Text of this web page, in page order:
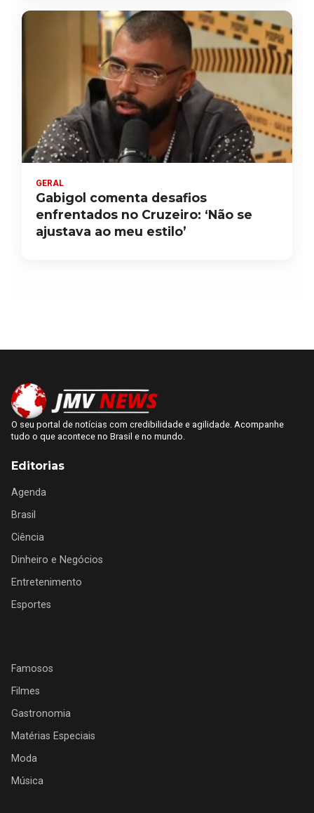
GERAL
Gabigol comenta desafios
enfrentados no Cruzeiro: ‘Não se
ajustava ao meu estilo’
O seu portal de notícias com credibilidade e agilidade. Acompanhe
tudo o que acontece no Brasil e no mundo.
Editorias
Agenda
Brasil
Ciência
Dinheiro e Negócios
Entretenimento
Esportes
Famosos
Filmes
Gastronomia
Matérias Especiais
Moda
Música